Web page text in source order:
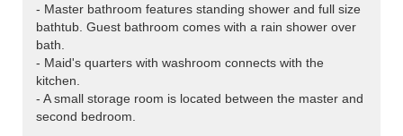
- Master bathroom features standing shower and full size
bathtub. Guest bathroom comes with a rain shower over
bath.
- Maid's quarters with washroom connects with the
kitchen.
- A small storage room is located between the master and
second bedroom.